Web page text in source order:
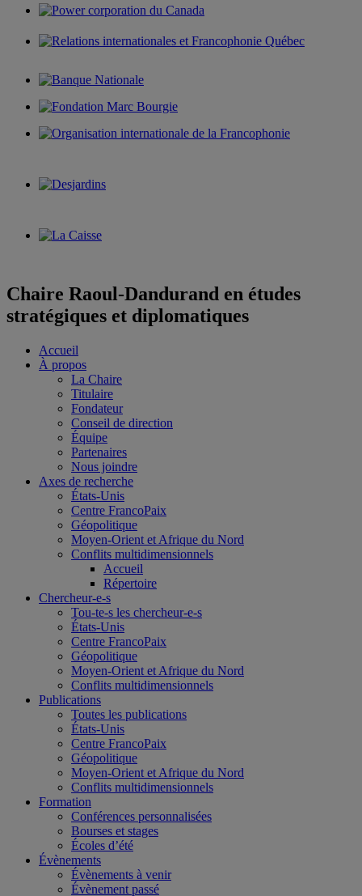
Chaire Raoul-Dandurand en études
stratégiques et diplomatiques
Accueil
À propos
La Chaire
Titulaire
Fondateur
Conseil de direction
Équipe
Partenaires
Nous joindre
Axes de recherche
États-Unis
Centre FrancoPaix
Géopolitique
Moyen-Orient et Afrique du Nord
Conflits multidimensionnels
Accueil
Répertoire
Chercheur-e-s
Tou-te-s les chercheur-e-s
États-Unis
Centre FrancoPaix
Géopolitique
Moyen-Orient et Afrique du Nord
Conflits multidimensionnels
Publications
Toutes les publications
États-Unis
Centre FrancoPaix
Géopolitique
Moyen-Orient et Afrique du Nord
Conflits multidimensionnels
Formation
Conférences personnalisées
Bourses et stages
Écoles d’été
Évènements
Évènements à venir
Évènement passé